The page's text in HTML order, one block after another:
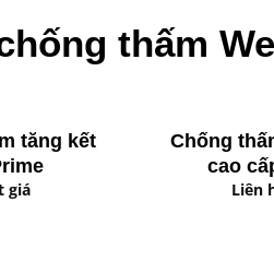
thấm
tăng kết
giá
Chống
cao
Liên